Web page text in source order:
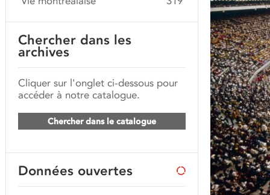
Chercher dans les
archives
Cliquer sur l'onglet ci-dessous pour
accéder à notre catalogue.
Chercher dans le catalogue
Données ouvertes